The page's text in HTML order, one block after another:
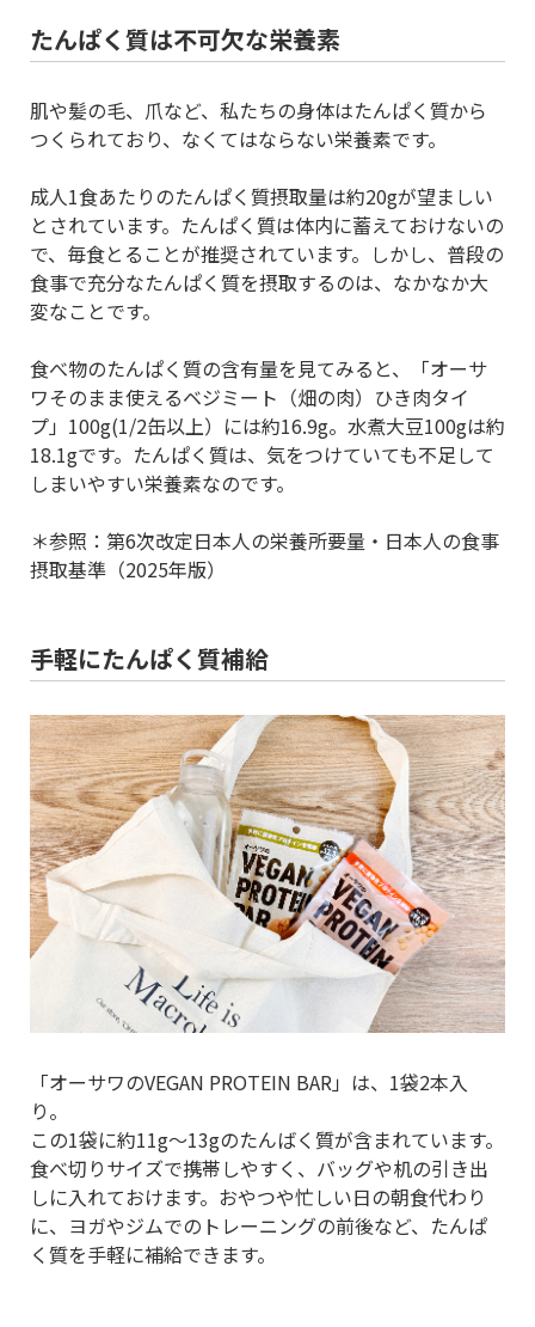
たんぱく質は不可欠な栄養素
肌や髪の毛、爪など、私たちの身体はたんぱく質から
つくられており、なくてはならない栄養素です。
成人1食あたりのたんぱく質摂取量は約20gが望ましい
とされています。たんぱく質は体内に蓄えておけないの
で、毎食とることが推奨されています。しかし、普段の
食事で充分なたんぱく質を摂取するのは、なかなか大
変なことです。
食べ物のたんぱく質の含有量を見てみると、「オーサ
ワそのまま使えるベジミート（畑の肉）ひき肉タイ
プ」100g(1/2缶以上）には約16.9g。水煮大豆100gは約
18.1gです。たんぱく質は、気をつけていても不足して
しまいやすい栄養素なのです。
＊参照：第6次改定日本人の栄養所要量・日本人の食事
摂取基準（2025年版）
手軽にたんぱく質補給
「オーサワのVEGAN PROTEIN BAR」は、1袋2本入
り。
この1袋に約11g～13gのたんばく質が含まれています。
食べ切りサイズで携帯しやすく、バッグや机の引き出
しに入れておけます。おやつや忙しい日の朝食代わり
に、ヨガやジムでのトレーニングの前後など、たんぱ
く質を手軽に補給できます。